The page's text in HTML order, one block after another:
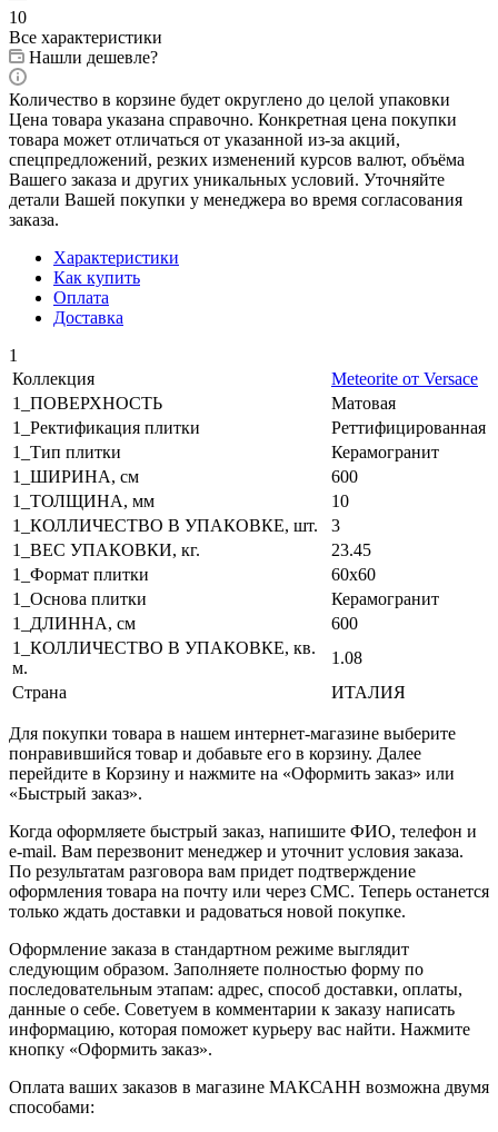
10
Все характеристики
Нашли дешевле?
Количество в корзине будет округлено до целой упаковки
Цена товара указана справочно. Конкретная цена покупки
товара может отличаться от указанной из-за акций,
спецпредложений, резких изменений курсов валют, объёма
Вашего заказа и других уникальных условий. Уточняйте
детали Вашей покупки у менеджера во время согласования
заказа.
Характеристики
Как купить
Оплата
Доставка
1
Коллекция
Meteorite от Versace
1_ПОВЕРХНОСТЬ
Матовая
1_Ректификация плитки
Реттифицированная
1_Тип плитки
Керамогранит
1_ШИРИНА, cм
600
1_ТОЛЩИНА, мм
10
1_КОЛЛИЧЕСТВО В УПАКОВКЕ, шт.
3
1_ВЕС УПАКОВКИ, кг.
23.45
1_Формат плитки
60x60
1_Основа плитки
Керамогранит
1_ДЛИННА, cм
600
1_КОЛЛИЧЕСТВО В УПАКОВКЕ, кв.
м.
1.08
Страна
ИТАЛИЯ
Для покупки товара в нашем интернет-магазине выберите
понравившийся товар и добавьте его в корзину. Далее
перейдите в Корзину и нажмите на «Оформить заказ» или
«Быстрый заказ».
Когда оформляете быстрый заказ, напишите ФИО, телефон и
e-mail. Вам перезвонит менеджер и уточнит условия заказа.
По результатам разговора вам придет подтверждение
оформления товара на почту или через СМС. Теперь останется
только ждать доставки и радоваться новой покупке.
Оформление заказа в стандартном режиме выглядит
следующим образом. Заполняете полностью форму по
последовательным этапам: адрес, способ доставки, оплаты,
данные о себе. Советуем в комментарии к заказу написать
информацию, которая поможет курьеру вас найти. Нажмите
кнопку «Оформить заказ».
Оплата ваших заказов в магазине МАКСАНН возможна двумя
способами: